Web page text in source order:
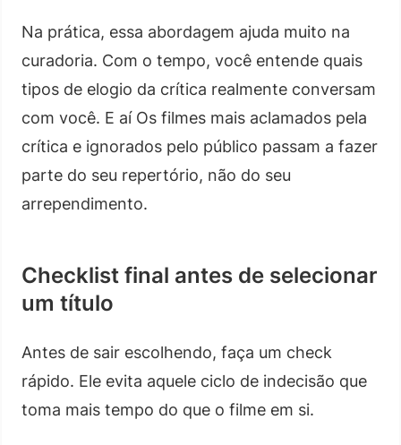
Na prática, essa abordagem ajuda muito na
curadoria. Com o tempo, você entende quais
tipos de elogio da crítica realmente conversam
com você. E aí Os filmes mais aclamados pela
crítica e ignorados pelo público passam a fazer
parte do seu repertório, não do seu
arrependimento.
Checklist final antes de selecionar
um título
Antes de sair escolhendo, faça um check
rápido. Ele evita aquele ciclo de indecisão que
toma mais tempo do que o filme em si.